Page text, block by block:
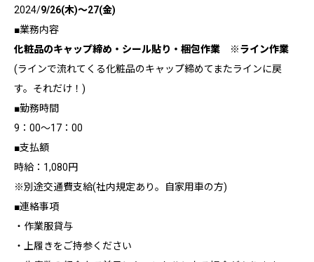
2024/9/26(木)～27(金)
■業務内容
化粧品のキャップ締め・シール貼り・梱包作業 ※ライン作業
(ラインで流れてくる化粧品のキャップ締めてまたラインに戻
す。それだけ！)
■勤務時間
9：00～17：00
■支払額
時給：1,080円
※別途交通費支給(社内規定あり。自家用車の方)
■連絡事項
・作業服貸与
・上履きをご持参ください